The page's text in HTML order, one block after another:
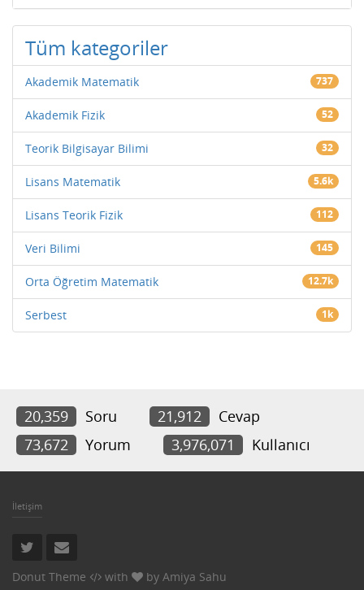
Tüm kategoriler
Akademik Matematik 737
Akademik Fizik 52
Teorik Bilgisayar Bilimi 32
Lisans Matematik 5.6k
Lisans Teorik Fizik 112
Veri Bilimi 145
Orta Öğretim Matematik 12.7k
Serbest 1k
20,359 Soru 21,912
Cevap
73,672
Yorum 3,976,071 Kullanıcı
İletişim
Donut Theme with by Amiya Sahu